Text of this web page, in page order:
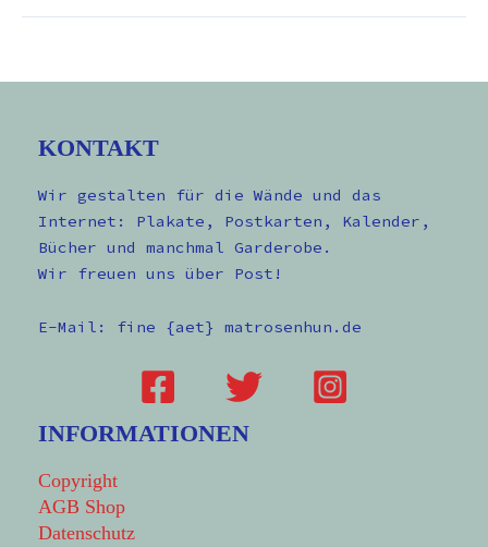
KONTAKT
Wir gestalten für die Wände und das
Internet: Plakate, Postkarten, Kalender,
Bücher und manchmal Garderobe.
Wir freuen uns über Post!
E-Mail: fine {aet} matrosenhun.de
INFORMATIONEN
Copyright
AGB Shop
Datenschutz